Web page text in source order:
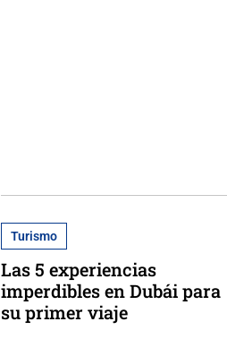
Turismo
Las 5 experiencias
imperdibles en Dubái para
su primer viaje